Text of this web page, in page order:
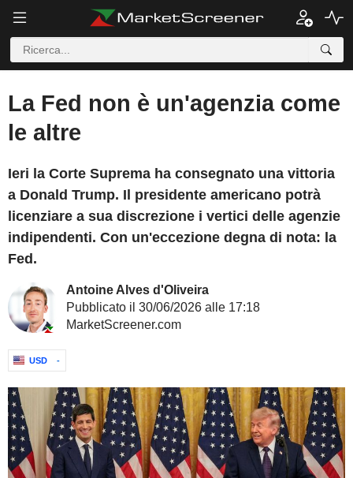
La Fed non è un'agenzia come
le altre
Ieri la Corte Suprema ha consegnato una vittoria
a Donald Trump. Il presidente americano potrà
licenziare a sua discrezione i vertici delle agenzie
indipendenti. Con un'eccezione degna di nota: la
Fed.
Antoine Alves d'Oliveira
Pubblicato il 30/06/2026 alle 17:18
MarketScreener.com
USD -